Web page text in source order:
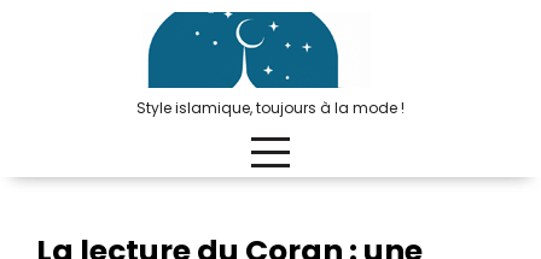
Style islamique, toujours à la mode !